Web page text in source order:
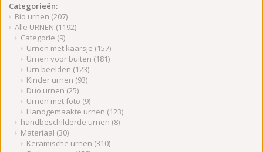
Categorieën:
Bio urnen (207)
Alle URNEN (1192)
Categorie (9)
Urnen met kaarsje (157)
Urnen voor buiten (181)
Urn beelden (123)
Kinder urnen (93)
Duo urnen (25)
Urnen met foto (9)
Handgemaakte urnen (123)
handbeschilderde urnen (8)
Materiaal (30)
Keramische urnen (310)